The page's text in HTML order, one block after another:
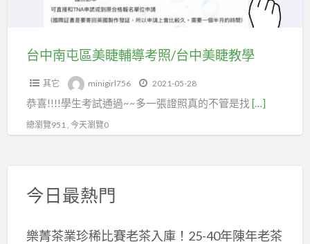
台中南屯區美睫輔導考照/台中美睫教學
其它 minigirl756 2021-05-28
恭喜!!!!學生考試通過~~多一張證照真的不管是找[…]
總瀏覽951 , 今天瀏覽0
今日最熱門
樂菁茶業珍稀比賽老茶入庫！25-40年陳年老茶